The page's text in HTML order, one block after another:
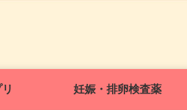
妊娠・排卵検査薬